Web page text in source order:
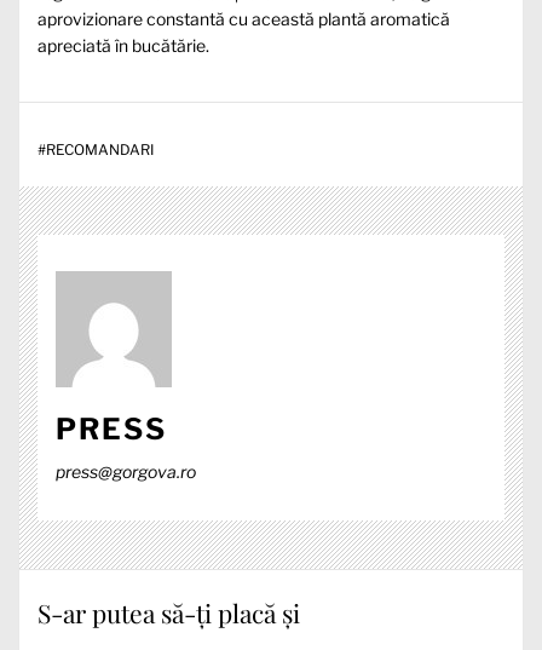
aprovizionare constantă cu această plantă aromatică
apreciată în bucătărie.
#RECOMANDARI
PRESS
press@gorgova.ro
S-ar putea să-ți placă și